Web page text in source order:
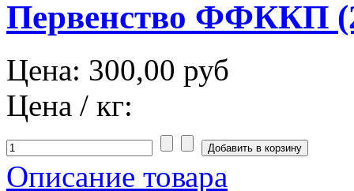
Первенство ФФККП
Цена: 300,00 руб
Цена / кг:
Описание товара